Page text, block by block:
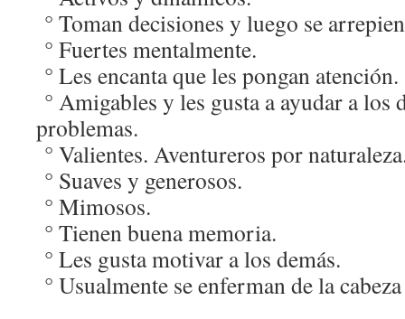
° Toman decisiones y luego se
° Fuertes mentalmente.
° Les encanta que les pongan atención.
° Amigables y les gusta a ayudar a los
problemas.
° Valientes. Aventureros por
° Suaves y generosos.
° Mimosos.
° Tienen buena memoria.
° Les gusta motivar a los demás.
° Usualmente se enferman de la